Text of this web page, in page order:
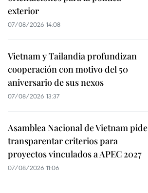
exterior
07/08/2026 14:08
Vietnam y Tailandia profundizan
cooperación con motivo del 50
aniversario de sus nexos
07/08/2026 13:37
Asamblea Nacional de Vietnam pide
transparentar criterios para
proyectos vinculados a APEC 2027
07/08/2026 11:06